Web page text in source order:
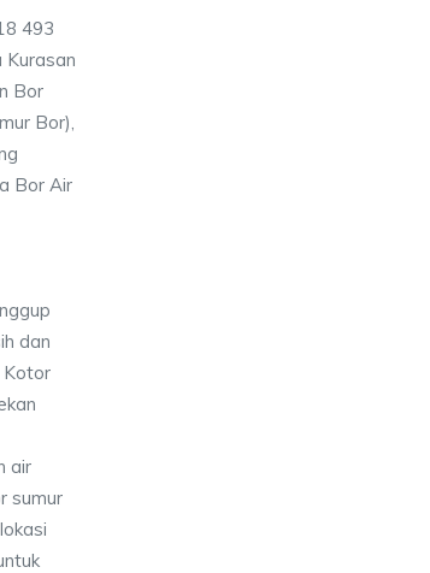
493
Bor
Bor),
Bor Air
dan
Kotor
air
sumur